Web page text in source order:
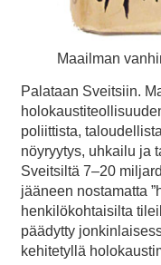
Maailman
Palataan Sveitsiin.
poliittista,
nöyryytys, uhkailu ja
Sveitsiltä 7–20
jääneen nostamatta
henkilökohtaisilta
päädytty
kehitetyllä